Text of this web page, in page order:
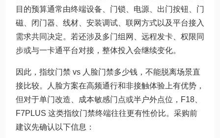
目的预算通常由终端设备、门锁、电源、出门按钮、门
磁、闭门器、线材、安装调试、联网方式以及平台接入
需求共同决定。若还涉及多门组网、远程发卡、权限同
步或与一卡通平台对接，整体投入会继续变化。
因此，指纹门禁 vs 人脸门禁多少钱，不能脱离场景直
接比较。人脸方案在高频通行和非接触体验上有优势，
但对于单门改造、成本敏感门点或半户外点位，F18、
F7PLUS 这类指纹门禁终端往往更有性价比。采购前
建议先确认以下信息：